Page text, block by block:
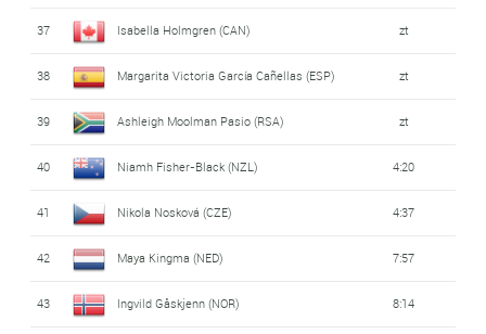
37 Isabella Holmgren (CAN) zt
38 Margarita Victoria García Cañellas (ESP) zt
39 Ashleigh Moolman Pasio (RSA) zt
40 Niamh Fisher-Black (NZL) 4:20
41 Nikola Nosková (CZE) 4:37
42 Maya Kingma (NED) 7:57
43 Ingvild Gåskjenn (NOR) 8:14